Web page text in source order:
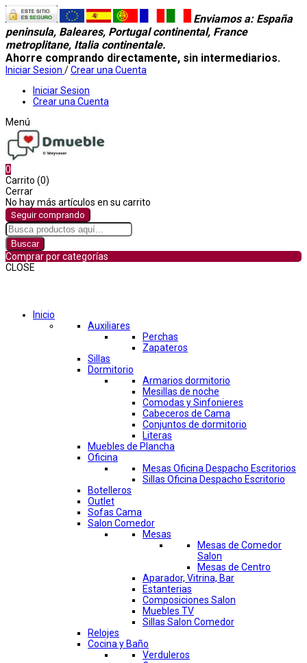
Enviamos a: España
peninsula, Baleares, Portugal continental, France
metroplitane, Italia continentale.
Ahorre comprando directamente, sin intermediarios.
Iniciar Sesion /Crear una Cuenta
Iniciar Sesion
Crear una Cuenta
Menú
0
Carrito (0)
Cerrar
No hay más artículos en su carrito
Seguir comprando
Buscar
Comprar por categorías
CLOSE
Inicio
Auxiliares
Perchas
Zapateros
Sillas
Dormitorio
Armarios dormitorio
Mesillas de noche
Comodas y Sinfonieres
Cabeceros de Cama
Conjuntos de dormitorio
Literas
Muebles de Plancha
Oficina
Mesas Oficina Despacho Escritorios
Sillas Oficina Despacho Escritorio
Botelleros
Outlet
Sofas Cama
Salon Comedor
Mesas
Mesas de Comedor
Salon
Mesas de Centro
Aparador, Vitrina, Bar
Estanterias
Composiciones Salon
Muebles TV
Sillas Salon Comedor
Relojes
Cocina y Baño
Verduleros